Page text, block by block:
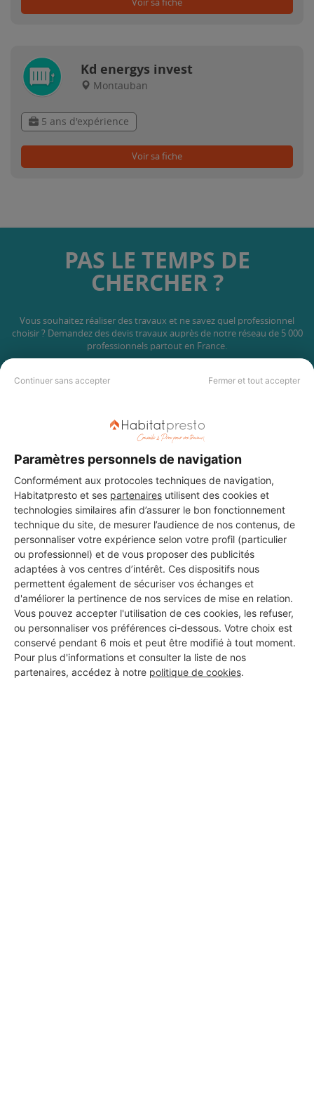
Continuer sans accepter Fermer et tout accepter
Paramètres personnels de navigation
Conformément aux protocoles techniques de navigation,
Habitatpresto et ses partenaires utilisent des cookies et
technologies similaires afin d’assurer le bon fonctionnement
technique du site, de mesurer l’audience de nos contenus, de
personnaliser votre expérience selon votre profil (particulier
ou professionnel) et de vous proposer des publicités
adaptées à vos centres d’intérêt. Ces dispositifs nous
permettent également de sécuriser vos échanges et
d'améliorer la pertinence de nos services de mise en relation.
Vous pouvez accepter l'utilisation de ces cookies, les refuser,
ou personnaliser vos préférences ci-dessous. Votre choix est
conservé pendant 6 mois et peut être modifié à tout moment.
Pour plus d'informations et consulter la liste de nos
partenaires, accédez à notre politique de cookies.
Voir sa fiche
Kd energys invest
Montauban
5 ans d'expérience
Voir sa fiche
PAS LE TEMPS DE
CHERCHER ?
Vous souhaitez réaliser des travaux et ne savez quel professionnel
choisir ? Demandez des devis travaux auprès de notre réseau de 5 000
professionnels partout en France.
DEMANDER UN DEVIS
Les 1 autres Installateurs
d'alarmes pour vos travaux à
Garganvillar
BILLA ROMAIN
Garganvillar